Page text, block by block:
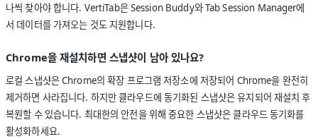
나씩 찾아야 합니다. VertiTab은 Session Buddy와 Tab Session Manager에
서 데이터를 가져오는 것도 지원합니다.
Chrome을 재설치하면 스냅샷이 남아 있나요?
로컬 스냅샷은 Chrome의 확장 프로그램 저장소에 저장되어 Chrome을 완전히
제거하면 사라집니다. 하지만 클라우드에 동기화된 스냅샷은 유지되어 재설치 후
복원할 수 있습니다. 최대한의 안전을 위해 중요한 스냅샷은 클라우드 동기화를
활성화하세요.